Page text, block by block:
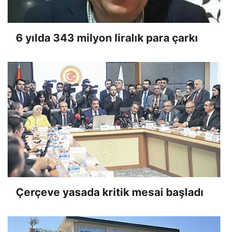
6 yılda 343 milyon liralık para çarkı
Çerçeve yasada kritik mesai başladı